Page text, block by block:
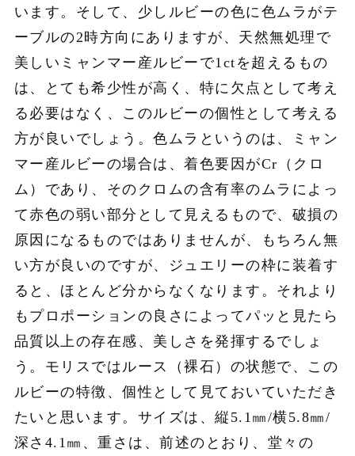
います。そして、少しルビーの色に色ムラがテ
ーブルの2時方向にありますが、天然無処理で
美しいミャンマー産ルビーで1ctを超えるもの
は、とても希少性が高く、特に欠点として考え
る必要はなく、このルビーの個性として考える
方が良いでしょう。色ムラというのは、ミャン
マー産ルビーの場合は、着色要因がCr（クロ
ム）であり、そのクロムの含有率のムラによっ
て赤色の弱い部分として見えるもので、破損の
原因になるものではありませんが、もちろん無
い方が良いのですが、ジュエリーの枠に装着す
ると、ほとんど分からなくなります。それより
もプロポーションの良さによってパッと見たら
品質以上の存在感、美しさを発揮するでしょ
う。モリスではルース（裸石）の状態で、この
ルビーの特徴、個性として見ておいていただき
たいと思います。サイズは、縦5.1㎜/横5.8㎜/
深さ4.1㎜、重さは、前述のとおり、堂々の